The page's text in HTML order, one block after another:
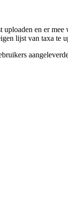
uploaden en er mee
lijst van taxa te